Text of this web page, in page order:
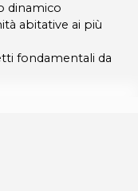
dinamico
abitative ai più
fondamentali da